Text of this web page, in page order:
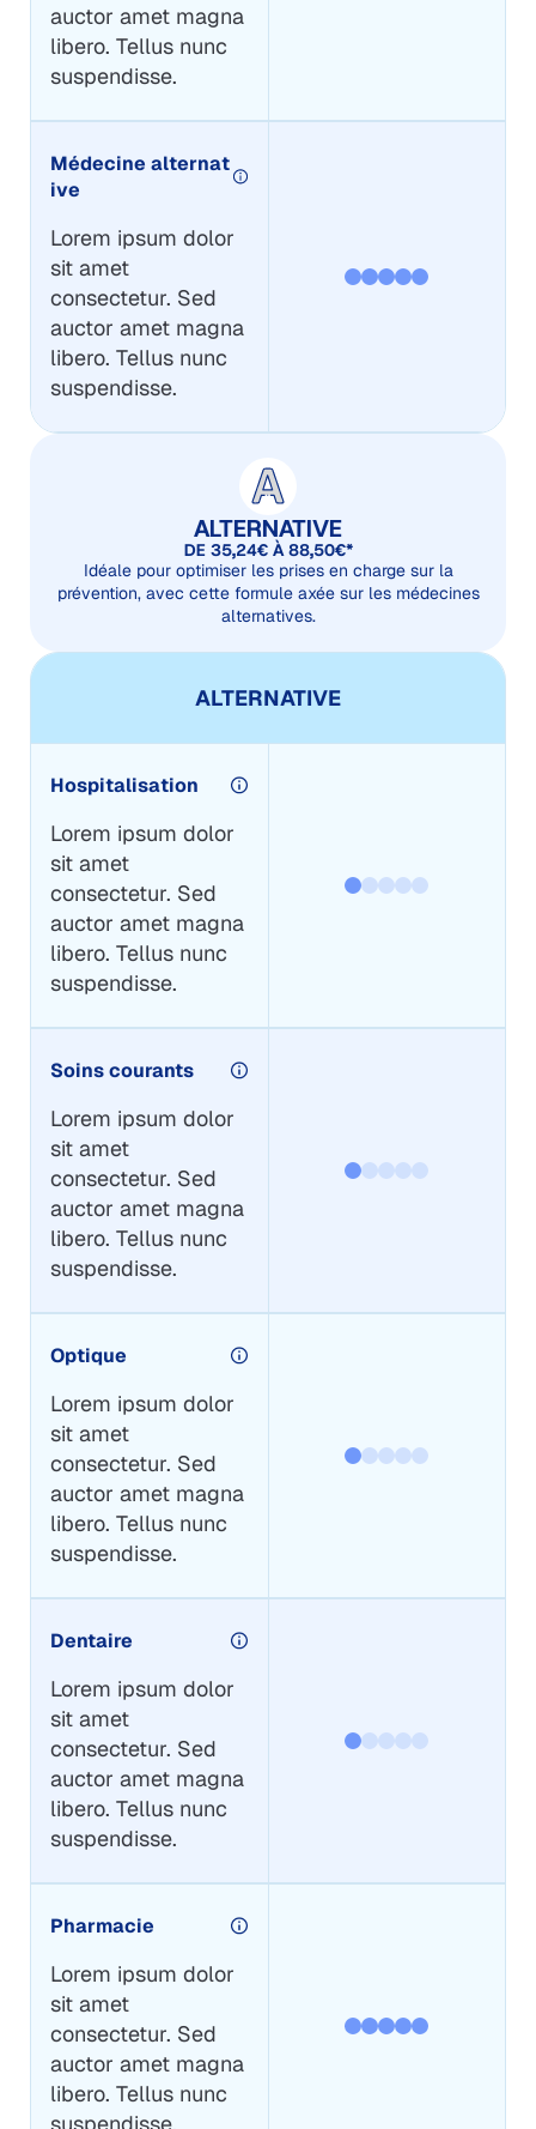
auctor amet magna
libero. Tellus nunc
suspendisse.
Médecine alternat
ive
Lorem ipsum dolor
sit amet
consectetur. Sed
auctor amet magna
libero. Tellus nunc
suspendisse.
ALTERNATIVE
DE 35,24€ À 88,50€*
Idéale pour optimiser les prises en charge sur la
prévention, avec cette formule axée sur les médecines
alternatives.
ALTERNATIVE
Hospitalisation
Lorem ipsum dolor
sit amet
consectetur. Sed
auctor amet magna
libero. Tellus nunc
suspendisse.
Soins courants
Lorem ipsum dolor
sit amet
consectetur. Sed
auctor amet magna
libero. Tellus nunc
suspendisse.
Optique
Lorem ipsum dolor
sit amet
consectetur. Sed
auctor amet magna
libero. Tellus nunc
suspendisse.
Dentaire
Lorem ipsum dolor
sit amet
consectetur. Sed
auctor amet magna
libero. Tellus nunc
suspendisse.
Pharmacie
Lorem ipsum dolor
sit amet
consectetur. Sed
auctor amet magna
libero. Tellus nunc
suspendisse.